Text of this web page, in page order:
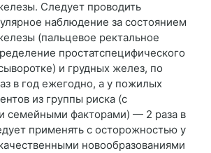
Следует проводить
наблюдение за состоянием
(пальцевое ректальное
простатспецифического
и грудных желез, по
в год ежегодно, а у пожилых
из группы риска (с
семейными факторами) — 2 раза в
применять с осторожностью у
новообразованиями